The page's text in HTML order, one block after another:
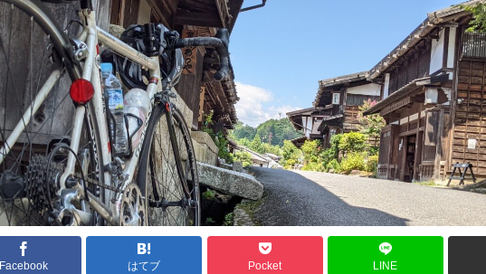
Facebook はてブ Pocket LINE